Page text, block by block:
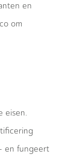
en
om
eisen.
en fungeert